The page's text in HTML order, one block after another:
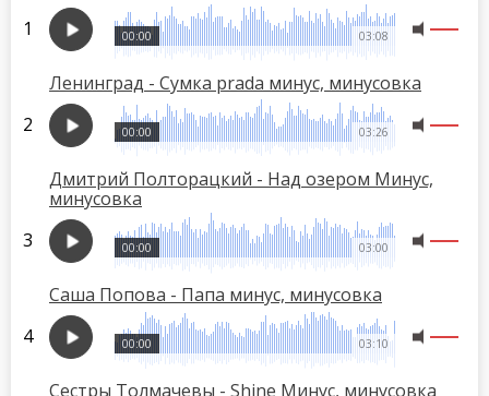
03:08
00:00
Ленинград - Сумка prada минус, минусовка
03:26
00:00
Дмитрий Полторацкий - Над озером Минус,
минусовка
03:00
00:00
Саша Попова - Папа минус, минусовка
03:10
00:00
Сестры Толмачевы - Shine Минус, минусовка